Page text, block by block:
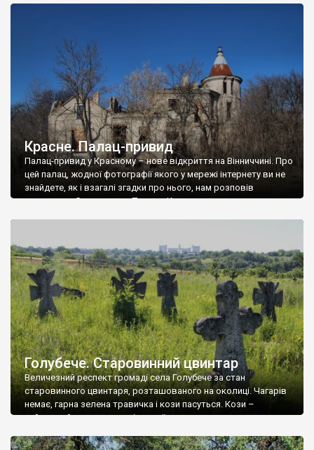
Красне. Палац-привид
Палац-привид у Красному – нове відкриття на Вінниччині. Про
цей палац, жодної фотографії якого у мережі інтернету ви не
знайдете, як і взагалі згадки про нього, нам розповів
мешканець Самгородка. Палац у Красному вразив не лише
Голубече. Старовинний цвинтар
Величезний респект громаді села Голубече за стан
старовинного цвинтаря, розташованого на околиці. Чагарів
немає, гарна зелена травичка і кози пасуться. Кози –
найкращий регулятор шкідливої, для старих кладовищ,
бруньками, кози ті бруньки обгризають, бо то улюблений